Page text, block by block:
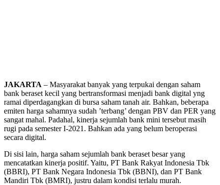
JAKARTA – Masyarakat banyak yang terpukai dengan saham
bank beraset kecil yang bertransformasi menjadi bank digital yng
ramai diperdagangkan di bursa saham tanah air. Bahkan, beberapa
emiten harga sahamnya sudah ’terbang’ dengan PBV dan PER yang
sangat mahal. Padahal, kinerja sejumlah bank mini tersebut masih
rugi pada semester I-2021. Bahkan ada yang belum beroperasi
secara digital.
Di sisi lain, harga saham sejumlah bank beraset besar yang
mencatatkan kinerja positif. Yaitu, PT Bank Rakyat Indonesia Tbk
(BBRI), PT Bank Negara Indonesia Tbk (BBNI), dan PT Bank
Mandiri Tbk (BMRI), justru dalam kondisi terlalu murah.